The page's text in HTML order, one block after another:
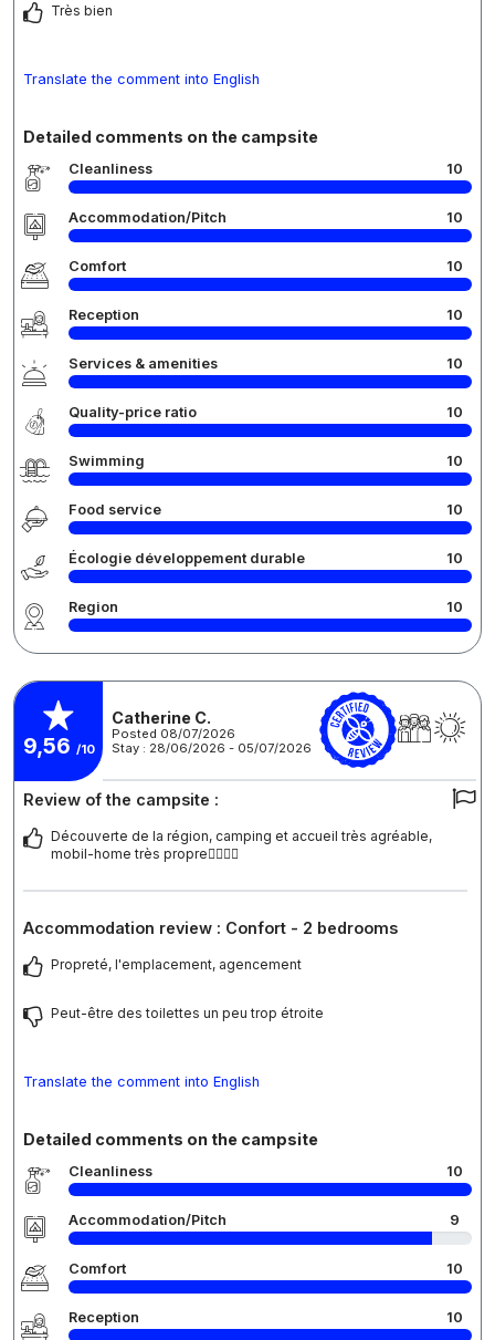
Très bien
Translate the comment into English
Detailed comments on the campsite
Cleanliness 10
Accommodation/Pitch 10
Comfort 10
Reception 10
Services & amenities 10
Quality-price ratio 10
Swimming 10
Food service 10
Écologie développement durable 10
Region 10
9,56 /10
Catherine C.
Posted 08/07/2026
Stay : 28/06/2026 - 05/07/2026
Review of the campsite :
Découverte de la région, camping et accueil très agréable,
mobil-home très propre👍🏻👍🏻
Accommodation review : Confort - 2 bedrooms
Propreté, l'emplacement, agencement
Peut-être des toilettes un peu trop étroite
Translate the comment into English
Detailed comments on the campsite
Cleanliness 10
Accommodation/Pitch 9
Comfort 10
Reception 10